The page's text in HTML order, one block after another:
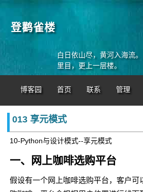
登鹳雀楼
白日依山尽，黄河入海流
里目，更上一层楼。
博客园 首页 联系 管理
013 享元模式
10-Python与设计模式--享元模式
一、网上咖啡选购平台
假设有一个网上咖啡选购平台，客户可